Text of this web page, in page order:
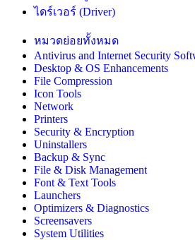
ไดร์เวอร์ (Driver)
หมวดย่อยทั้งหมด
Antivirus and Internet Security
Desktop & OS Enhancements
File Compression
Icon Tools
Network
Printers
Security & Encryption
Uninstallers
Backup & Sync
File & Disk Management
Font & Text Tools
Launchers
Optimizers & Diagnostics
Screensavers
System Utilities